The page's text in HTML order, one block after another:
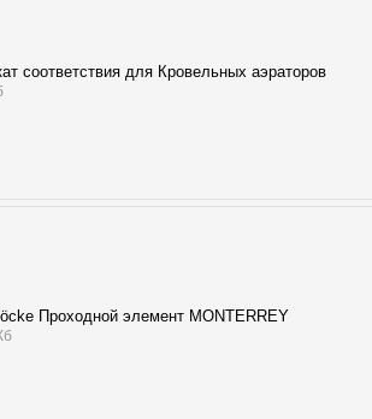
соответствия для Кровельных аэраторов
Проходной элемент MONTERREY